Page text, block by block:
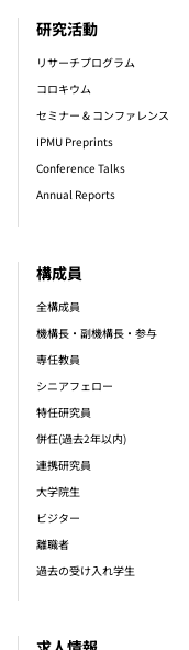
構成員
全構成員
機構長・副機構長・参与
専任教員
シニアフェロー
特任研究員
併任(過去2年以内)
連携研究員
大学院生
ビジター
離職者
過去の受け入れ学生
研究活動
リサーチプログラム
コロキウム
セミナー & コンファレンス
IPMU Preprints
Conference Talks
Annual Reports